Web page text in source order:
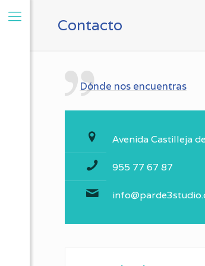
Contacto
Dónde nos encuentras
Avenida Castilleja
955 77 67 87